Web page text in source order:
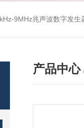
9MHz兆声波数字发生
产品中心